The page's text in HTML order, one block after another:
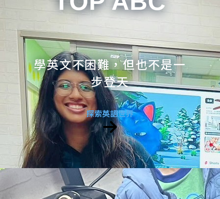
學英文不困難，但也不是一
步登天
探索英語世界